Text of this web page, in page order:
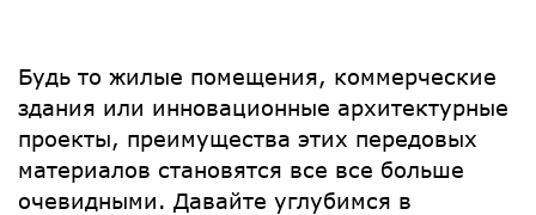
Будь то жилые помещения, коммерческие
здания или инновационные архитектурные
проекты, преимущества этих передовых
материалов становятся все все больше
очевидными. Давайте углубимся в